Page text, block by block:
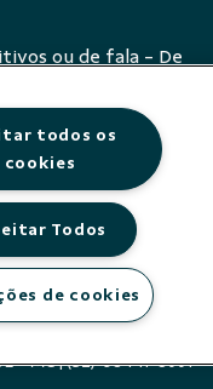
ou de fala - De
- MG |(32) 98441-8001
todos os
cookies
Todos
de cookies